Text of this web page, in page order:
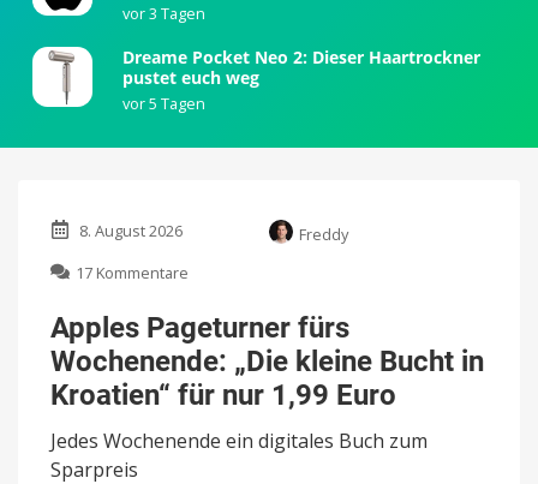
vor 3 Tagen
Dreame Pocket Neo 2: Dieser Haartrockner
pustet euch weg
vor 5 Tagen
8. August 2026
Freddy
17 Kommentare
Pageturner
fürs
Wochenende:
„Die
kleine
Bucht
in
Apples Pageturner fürs
Wochenende: „Die kleine Bucht in
Kroatien“ für nur 1,99 Euro
Jedes Wochenende ein digitales Buch zum
Sparpreis